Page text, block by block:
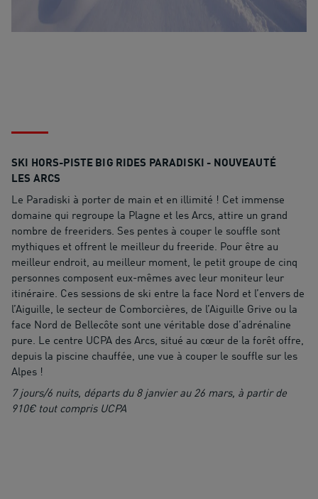
SKI HORS-PISTE BIG RIDES PARADISKI - NOUVEAUTÉ
LES ARCS
Le Paradiski à porter de main et en illimité ! Cet immense
domaine qui regroupe la Plagne et les Arcs, attire un grand
nombre de freeriders. Ses pentes à couper le souffle sont
mythiques et offrent le meilleur du freeride. Pour être au
meilleur endroit, au meilleur moment, le petit groupe de cinq
personnes composent eux-mêmes avec leur moniteur leur
itinéraire. Ces sessions de ski entre la face Nord et l’envers de
l’Aiguille, le secteur de Comborcières, de l’Aiguille Grive ou la
face Nord de Bellecôte sont une véritable dose d’adrénaline
pure. Le centre UCPA des Arcs, situé au cœur de la forêt offre,
depuis la piscine chauffée, une vue à couper le souffle sur les
Alpes !
7 jours/6 nuits, départs du 8 janvier au 26 mars, à partir de
910€ tout compris UCPA